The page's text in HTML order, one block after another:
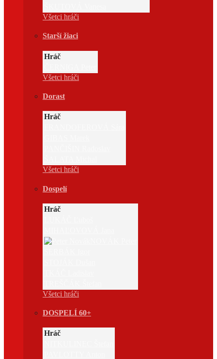
Všetci hráči
Starší žiaci
Hráč
Všetci hráči
Dorast
Hráč
Všetci hráči
Dospelí
Hráč
Všetci hráči
DOSPELÍ 60+
Hráč